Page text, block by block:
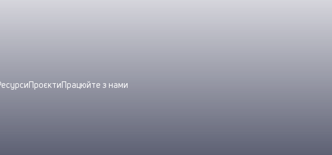
ПроєктиПрацюйте з нами